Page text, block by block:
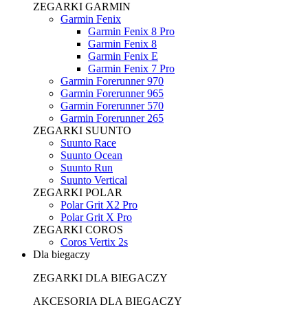
ZEGARKI GARMIN
Garmin Fenix
Garmin Fenix 8 Pro
Garmin Fenix 8
Garmin Fenix E
Garmin Fenix 7 Pro
Garmin Forerunner 970
Garmin Forerunner 965
Garmin Forerunner 570
Garmin Forerunner 265
ZEGARKI SUUNTO
Suunto Race
Suunto Ocean
Suunto Run
Suunto Vertical
ZEGARKI POLAR
Polar Grit X2 Pro
Polar Grit X Pro
ZEGARKI COROS
Coros Vertix 2s
Dla biegaczy
ZEGARKI DLA BIEGACZY
AKCESORIA DLA BIEGACZY